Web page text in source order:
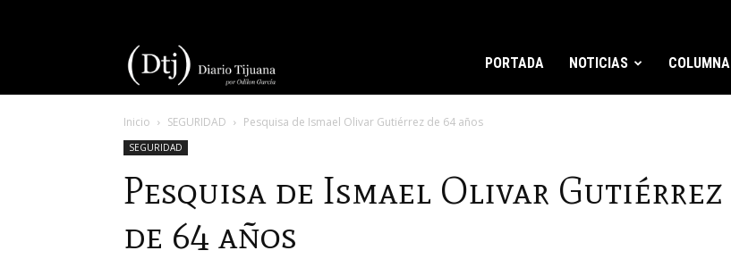
Tijuana
PORTADA NOTICIAS COLUMNA
Inicio SEGURIDAD Pesquisa de Ismael Olivar Gutiérrez de 64 años
SEGURIDAD
Pesquisa de Ismael Olivar Gutiérrez
de 64 años